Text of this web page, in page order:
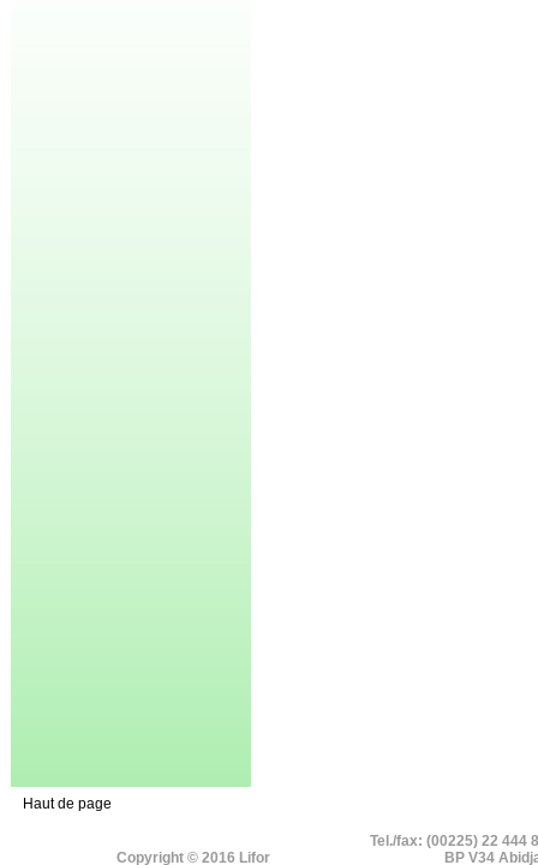
Haut de page
Copyright © 2016 Lifor
Tel./fax: (00225) 22 444
BP V34